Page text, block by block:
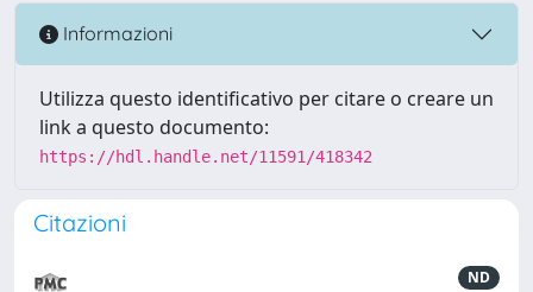
Informazioni
Utilizza questo identificativo per citare o creare un
link a questo documento:
https://hdl.handle.net/11591/418342
Citazioni
ND